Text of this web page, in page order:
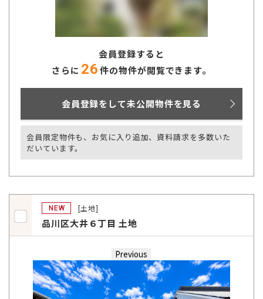
会員登録すると
さらに 26 件の物件が閲覧できます。
会員登録をして未公開物件を見る
会員限定物件も、お気に入り追加、資料請求を多数いた
だいています。
NEW [土地]
品川区大井６丁目 土地
Previous